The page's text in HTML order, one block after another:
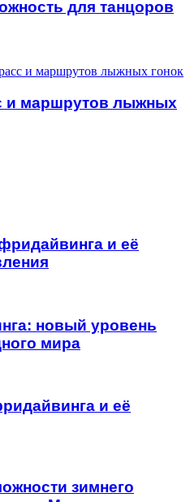
для танцоров
и маршрутов лыжных
и её
новый уровень
мира
и её
зимнего